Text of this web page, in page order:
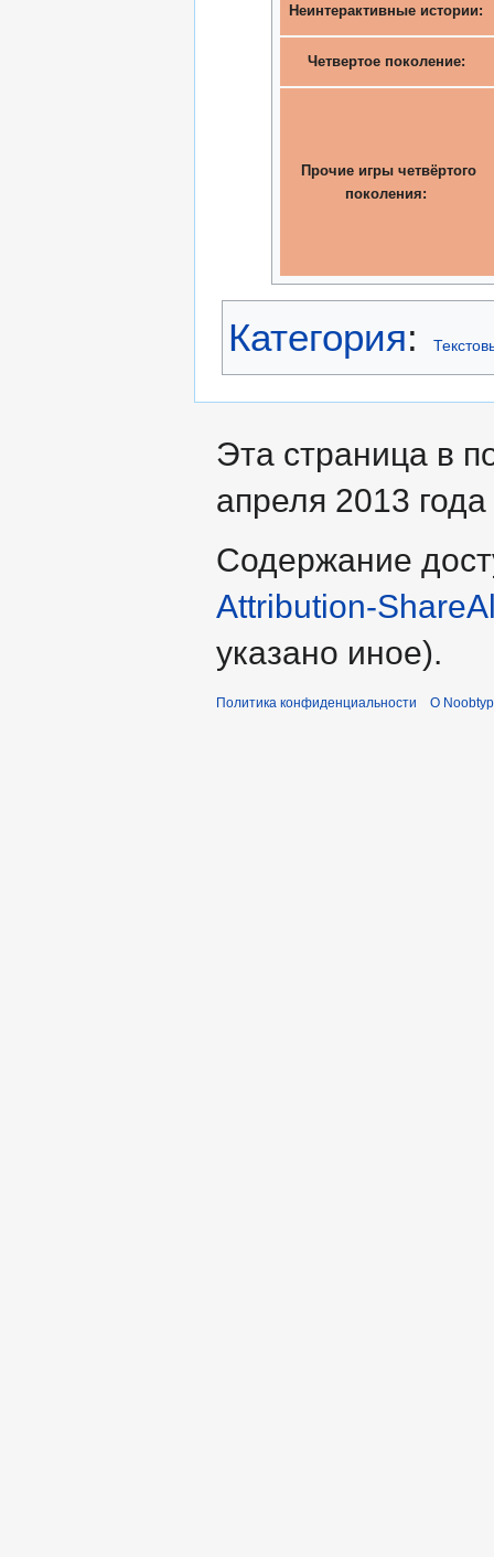
Неинтерактивные истории:
Четвертое поколение:
Прочие игры четвёртого
поколения:
Категория:
Эта страница в
апреля 2013
Содержание
Attribution-
указано иное).
Политика конфиденциальности О